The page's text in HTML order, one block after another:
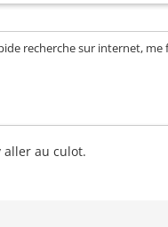
recherche sur internet,
aller au culot.